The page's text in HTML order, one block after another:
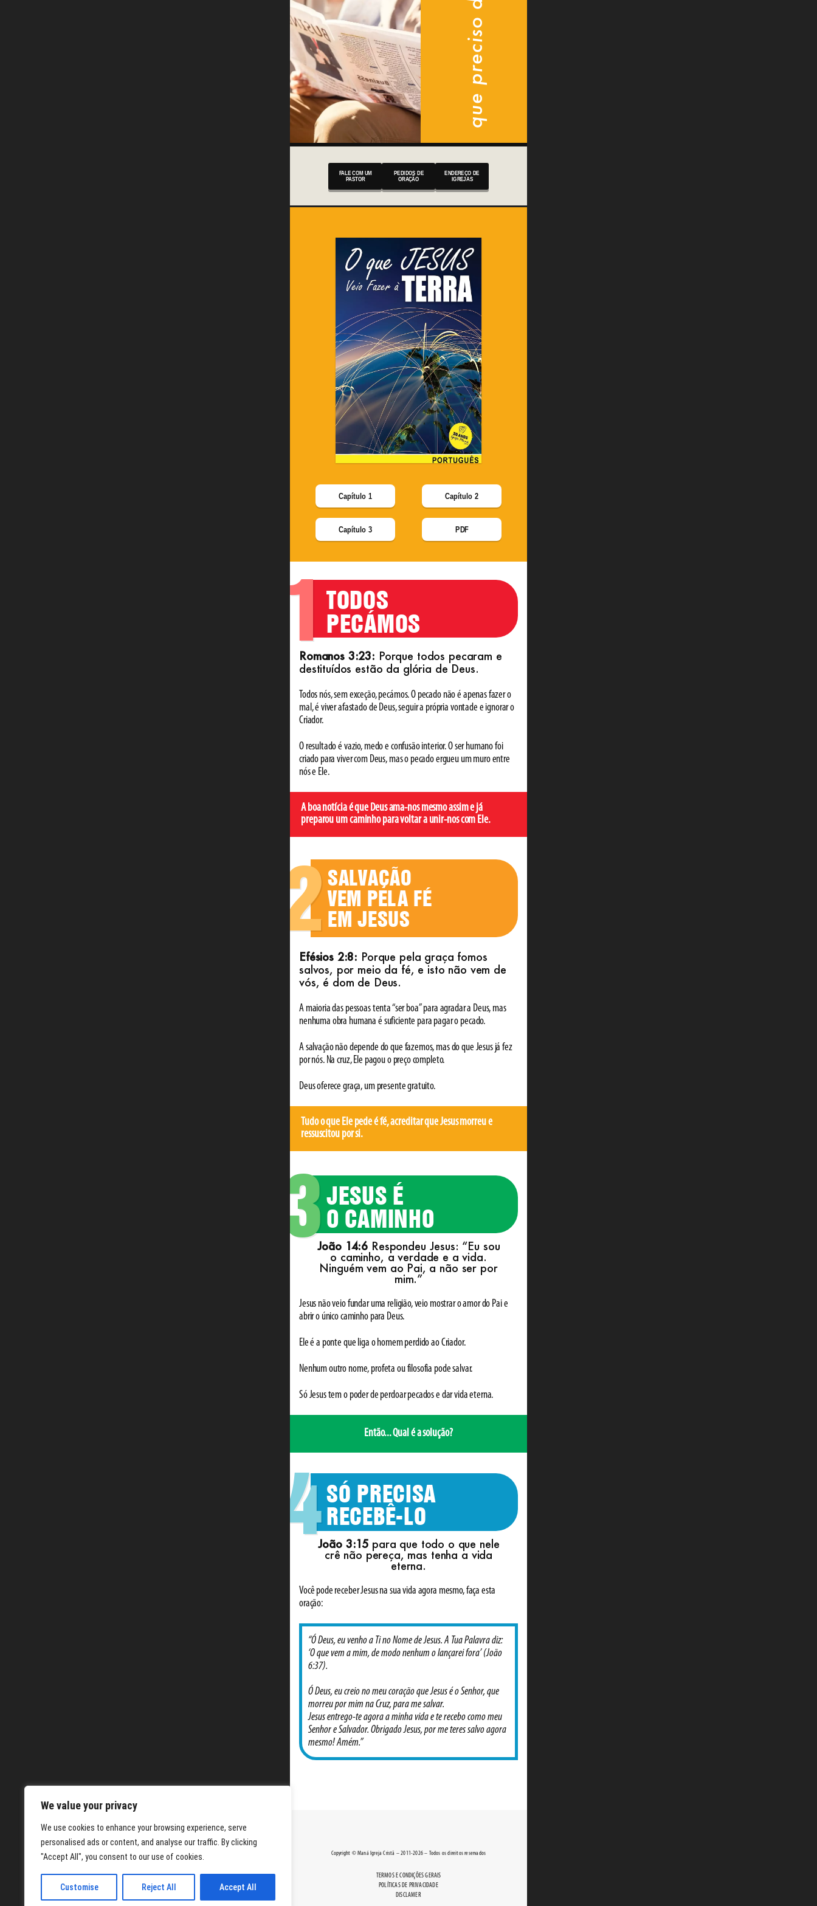
We value your privacy
We use cookies to enhance your browsing experience, serve
personalised ads or content, and analyse our traffic. By clicking
"Accept All", you consent to our use of cookies.
Customise Reject All Accept All
FALE COM UM
PASTOR
PEDIDOS DE
ORAÇÃO
ENDEREÇO DE
IGREJAS
Capítulo 1 Capítulo 2
Capítulo 3 PDF
1TODOS
PECÁMOS
Romanos 3:23: Porque todos pecaram e
destituídos estão da glória de Deus.
Todos nós, sem exceção, pecámos. O pecado não é apenas fazer o
mal, é viver afastado de Deus, seguir a própria vontade e ignorar o
Criador.
O resultado é vazio, medo e confusão interior. O ser humano foi
criado para viver com Deus, mas o pecado ergueu um muro entre
nós e Ele.
A boa notícia é que Deus ama-nos mesmo assim e já
preparou um caminho para voltar a unir-nos com Ele.
2 SALVAÇÃO
VEM PELA FÉ
EM JESUS
Efésios 2:8: Porque pela graça fomos
salvos, por meio da fé, e isto não vem de
vós, é dom de Deus.
A maioria das pessoas tenta “ser boa” para agradar a Deus, mas
nenhuma obra humana é suficiente para pagar o pecado.
A salvação não depende do que fazemos, mas do que Jesus já fez
por nós. Na cruz, Ele pagou o preço completo.
Deus oferece graça, um presente gratuito.
Tudo o que Ele pede é fé, acreditar que Jesus morreu e
ressuscitou por si.
3JESUS É
O CAMINHO
João 14:6 Respondeu Jesus: “Eu sou
o caminho, a verdade e a vida.
Ninguém vem ao Pai, a não ser por
mim.”
Jesus não veio fundar uma religião, veio mostrar o amor do Pai e
abrir o único caminho para Deus.
Ele é a ponte que liga o homem perdido ao Criador.
Nenhum outro nome, profeta ou filosofia pode salvar.
Só Jesus tem o poder de perdoar pecados e dar vida eterna.
Então... Qual é a solução?
4SÓ PRECISA
RECEBÊ-LO
João 3:15 para que todo o que nele
crê não pereça, mas tenha a vida
eterna.
Você pode receber Jesus na sua vida agora mesmo, faça esta
oração:
“Ó Deus, eu venho a Ti no Nome de Jesus. A Tua Palavra diz:
‘O que vem a mim, de modo nenhum o lançarei fora’ (João
6:37).
Ó Deus, eu creio no meu coração que Jesus é o Senhor, que
morreu por mim na Cruz, para me salvar.
Jesus entrego-te agora a minha vida e te recebo como meu
Senhor e Salvador. Obrigado Jesus, por me teres salvo agora
mesmo! Amém.”
Copyright © Maná Igreja Cristã – 2011-2026 – Todos os direitos reservados
TERMOS E CONDIÇÕES GERAIS
POLÍTICAS DE PRIVACIDADE
DISCLAMER